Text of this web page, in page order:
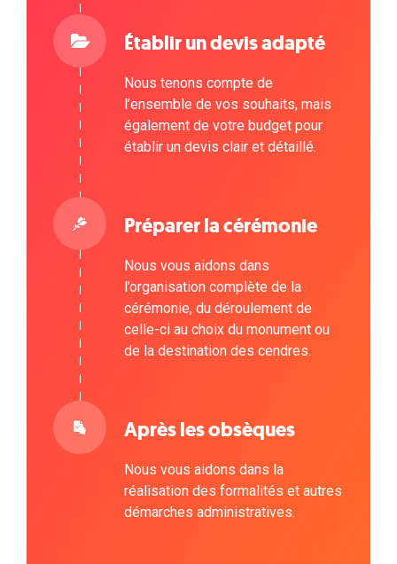
Établir un devis adapté
Nous tenons compte de
l’ensemble de vos souhaits, mais
également de votre budget pour
établir un devis clair et détaillé.
Préparer la cérémonie
Nous vous aidons dans
l’organisation complète de la
cérémonie, du déroulement de
celle-ci au choix du monument ou
de la destination des cendres.
Après les obsèques
Nous vous aidons dans la
réalisation des formalités et autres
démarches administratives.